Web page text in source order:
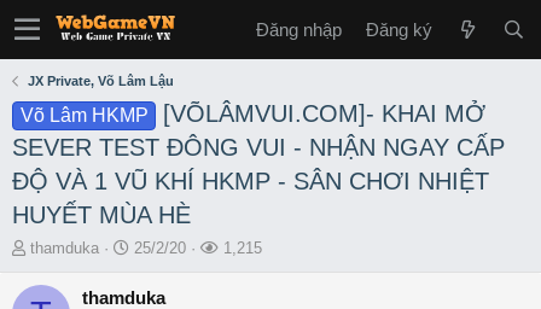
Đăng nhập Đăng ký
JX Private, Võ Lâm Lậu
Võ Lâm HKMP
[VÕLÂMVUI.COM]- KHAI MỞ
SEVER TEST ĐÔNG VUI - NHẬN NGAY CẤP
ĐỘ VÀ 1 VŨ KHÍ HKMP - SÂN CHƠI NHIỆT
HUYẾT MÙA HÈ
T
r
thamduka
S
a
25/2/20
L1,215
thamduka